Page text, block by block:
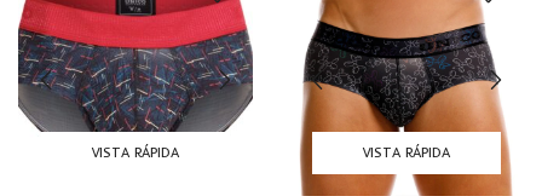
VISTA RÁPIDA VISTA RÁPIDA